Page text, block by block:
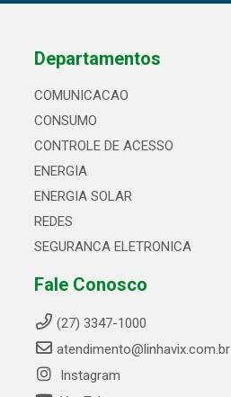
Departamentos
COMUNICACAO
CONSUMO
CONTROLE DE ACESSO
ENERGIA
ENERGIA SOLAR
REDES
SEGURANCA ELETRONICA
Fale Conosco
(27) 3347-1000
atendimento@linhavix.com.br
Instagram